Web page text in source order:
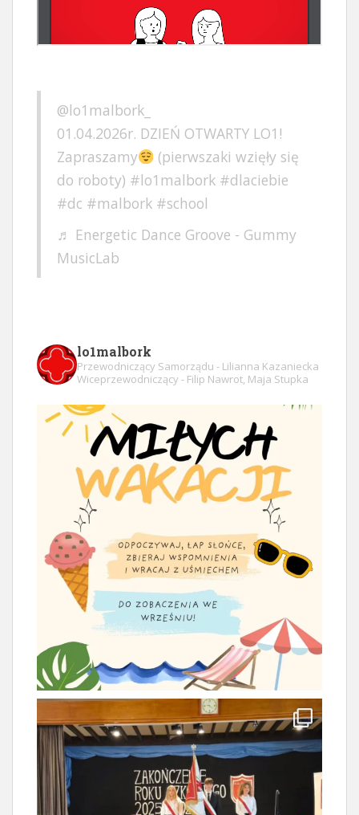
@lo1malbork_
01.04.2026r. DZIEŃ OTWARTY LO1!
Zapraszamy
(pierwszaki wzięły się
do roboty) #lo1malbork #dlaciebie
#dc #malbork #school
♬ Energetic Dance Groove - Gummy
MusicLab
lo1malbork
Przewodniczący Samorządu - Lilianna Kazaniecka
Wiceprzewodniczący - Filip Nawrot, Maja Stupka